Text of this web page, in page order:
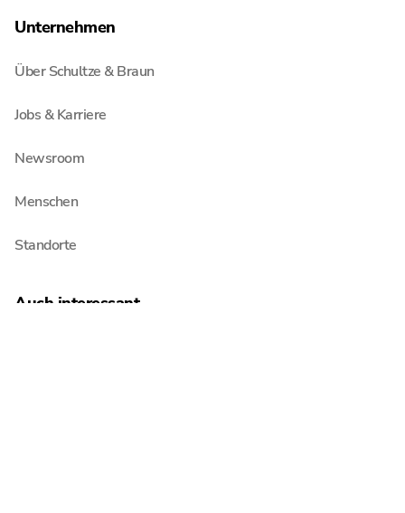
Unternehmen
Über Schultze & Braun
Jobs & Karriere
Newsroom
Menschen
Standorte
Auch interessant